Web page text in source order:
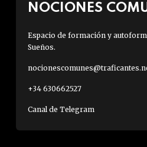
NOCIONES
Espacio de formación y
Sueños.
+34 630662527
Canal de Telegram